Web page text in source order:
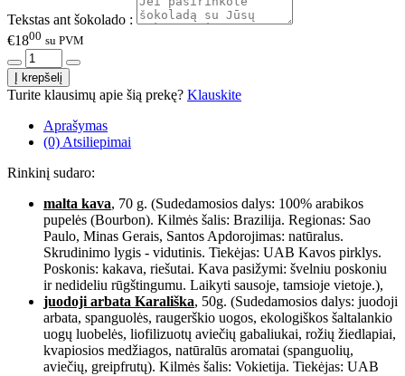
Tekstas ant šokolado :
€1800 su PVM
Turite klausimų apie šią prekę? Klauskite
Aprašymas
(0) Atsiliepimai
Rinkinį sudaro:
malta kava, 70 g. (Sudedamosios dalys: 100% arabikos
pupelės (Bourbon). Kilmės šalis: Brazilija. Regionas: Sao
Paulo, Minas Gerais, Santos Apdorojimas: natūralus.
Skrudinimo lygis - vidutinis. Tiekėjas: UAB Kavos pirklys.
Poskonis: kakava, riešutai. Kava pasižymi: švelniu poskoniu
ir nedideliu rūgštingumu. Laikyti sausoje, tamsioje vietoje.),
juodoji arbata Karališka, 50g. (Sudedamosios dalys: juodoji
arbata, spanguolės, raugerškio uogos, ekologiškos šaltalankio
uogų luobelės, liofilizuotų aviečių gabaliukai, rožių žiedlapiai,
kvapiosios medžiagos, natūralūs aromatai (spanguolių,
aviečių, greipfrutų). Kilmės šalis: Vokietija. Tiekėjas: UAB